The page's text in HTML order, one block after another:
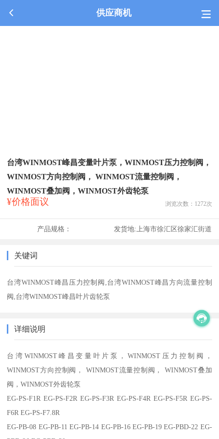
供应商机
台湾WINMOST峰昌变量叶片泵，WINMOST压力控制阀，
WINMOST方向控制阀， WINMOST流量控制阀，
WINMOST叠加阀，WINMOST外齿轮泵
¥价格面议 浏览次数： 1272次
产品规格： 发货地:上海市徐汇区徐家汇街道
关键词
台湾WINMOST峰昌压力控制阀,台湾WINMOST峰昌方向流量控制
阀,台湾WINMOST峰昌叶片齿轮泵
详细说明
台湾WINMOST峰昌变量叶片泵，WINMOST压力控制阀，
WINMOST方向控制阀， WINMOST流量控制阀， WINMOST叠加
阀，WINMOST外齿轮泵
EG-PS-F1R EG-PS-F2R EG-PS-F3R EG-PS-F4R EG-PS-F5R EG-PS-
F6R EG-PS-F7.8R
EG-PB-08 EG-PB-11 EG-PB-14 EG-PB-16 EG-PB-19 EG-PBD-22 EG-